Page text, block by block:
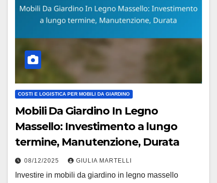
COSTI E LOGISTICA PER MOBILI DA GIARDINO
Mobili Da Giardino In Legno
Massello: Investimento a lungo
termine, Manutenzione, Durata
08/12/2025 GIULIA MARTELLI
Investire in mobili da giardino in legno massello